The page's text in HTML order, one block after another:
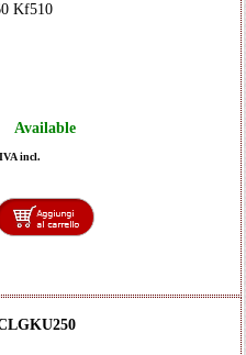
Kf510
Available
IVA incl.